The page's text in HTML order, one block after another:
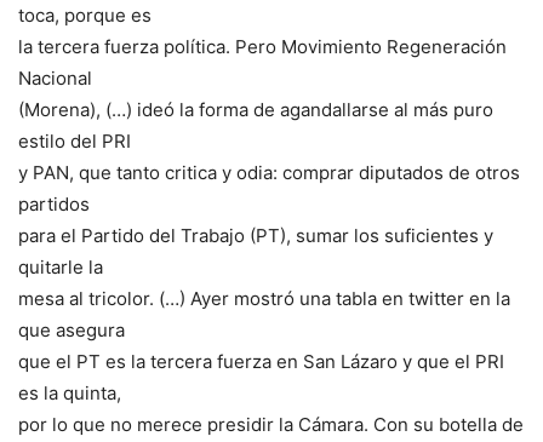
toca, porque es
la tercera fuerza política. Pero Movimiento Regeneración
Nacional
(Morena), (…) ideó la forma de agandallarse al más puro
estilo del PRI
y PAN, que tanto critica y odia: comprar diputados de otros
partidos
para el Partido del Trabajo (PT), sumar los suficientes y
quitarle la
mesa al tricolor. (…) Ayer mostró una tabla en twitter en la
que asegura
que el PT es la tercera fuerza en San Lázaro y que el PRI
es la quinta,
por lo que no merece presidir la Cámara. Con su botella de